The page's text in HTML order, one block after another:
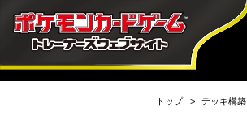
トップ デッキ構築